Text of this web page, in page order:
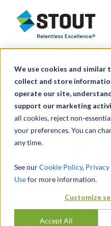
We use cookies and similar
collect and store
operate our site,
support our marketing
all cookies, reject non-
your preferences. You can
any time.
See ourCookie Policy,
Usefor more information.
Customize
Accept All
Stout Relentless